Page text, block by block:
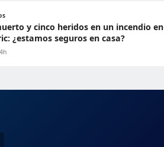
y cinco heridos en un incendio en
¿estamos seguros en casa?